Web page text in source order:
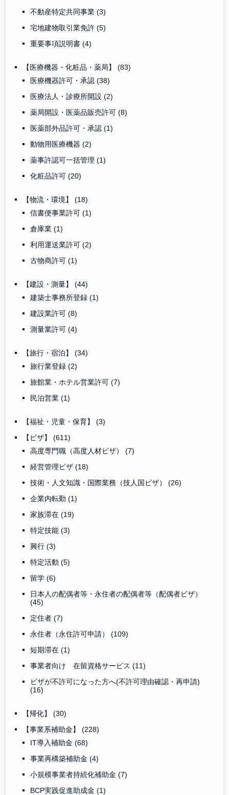
不動産特定共同事業(3)
宅地建物取引業免許(5)
重要事項説明書(4)
【医療機器・化粧品・薬局】(83)
医療機器許可・承認(38)
医療法人・診療所開設(2)
薬局開設・医薬品販売許可(8)
医薬部外品許可・承認(1)
動物用医療機器(2)
薬事許認可一括管理(1)
化粧品許可(20)
【物流・環境】(18)
信書便事業許可(1)
倉庫業(1)
利用運送業許可(2)
古物商許可(1)
【建設・測量】(44)
建築士事務所登録(1)
建設業許可(8)
測量業許可(4)
【旅行・宿泊】(34)
旅行業登録(2)
旅館業・ホテル営業許可(7)
民泊営業(1)
【福祉・児童・保育】(3)
【ビザ】(611)
高度専門職（高度人材ビザ）(7)
経営管理ビザ(18)
技術・人文知識・国際業務（技人国ビザ）(26)
企業内転勤(1)
家族滞在(19)
特定技能(3)
興行(3)
特定活動(5)
留学(6)
日本人の配偶者等・永住者の配偶者等（配偶者ビザ）
(45)
定住者(7)
永住者（永住許可申請）(109)
短期滞在(1)
事業者向け 在留資格サービス(11)
ビザが不許可になった方へ(不許可理由確認・再申請)
(16)
【帰化】(30)
【事業系補助金】(228)
IT導入補助金(68)
事業再構築補助金(4)
小規模事業者持続化補助金(7)
BCP実践促進助成金(1)